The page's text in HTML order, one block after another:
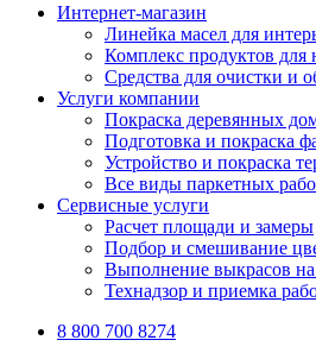
Интернет-магазин
Линейка масел для
Комплекс продуктов для
Средства для очистки и
Услуги компании
Покраска деревянных
Подготовка и покраска
Устройство и покраска
Все виды паркетных
Сервисные услуги
Расчет площади и замеры
Подбор и смешивание
Выполнение выкрасов на
Технадзор и приемка
8 800 700 8274